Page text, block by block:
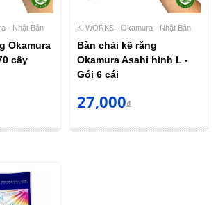
- Nhật Bản
Okamura
cây
KI‧WORKS - Okamura - Nhật Bản
Bàn chải kẽ răng
Okamura Asahi hình L -
Gói 6 cái
27,000₫